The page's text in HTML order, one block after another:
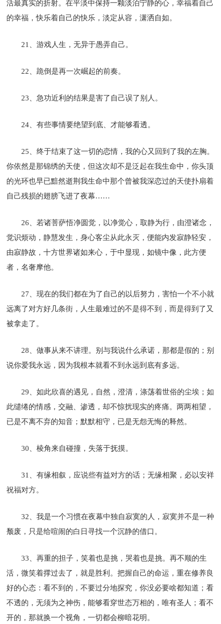
活最真实的折射。在平淡中保持一颗淡泊宁静的心，幸福着自己
的幸福，快乐着自己的快乐，淡定从容，潇洒自如。
21、游戏人生，无异于愚弄自己。
22、跪倒是再一次崛起的前奏。
23、急功近利的结果是害了自己误了别人。
24、有些事情要绝望到底、才能够看透。
25、终于结束了这一切的恋情，我的心又回到了我的左胸。
你依然是那锦绣的天使，但这次却不是泛起在我生命中，你头顶
的光环也早已黯然逝荆我生命中那个曾被我深恋过的天使扑扇着
自己残损的翅膀飞进了夜幕……
26、若诸菩萨悟净圆觉，以净觉心，取静为行，由澄诸念，
觉识烦动，静慧发生，身心客尘从此永灭，便能内发寂静轻安，
由寂静故，十方世界诸如来心，于中显现，如镜中像，此方便
者，名奢摩他。
27、现在的我们都在为了自己的以后努力，害怕一个不小就
远离了对方好几条街，人生最难过的不是得不到，而是得到了又
被拿走了。
28、做事从来不讲理。别与我说什么承诺，那都是假的；别
说你爱我永远，因为我根本就看不到永远到底有多远。
29、如此欣喜的遇见，自然，澄清，涤荡着世俗的尘埃；如
此缱绻的情感，交融、渗透，却不惊扰现实的疼痛。两两相望，
已是不离不弃的知音；默默相守，已是无怨无悔的释然。
30、棱角来自碰撞，失落于抚摸。
31、有缘相叙，应说些有益对方的话；无缘相聚，必以安祥
祝福对方。
32、我是一个习惯在夜幕中独自寂寞的人，寂寞并不是一种
颓废，只是给喧闹的白日寻找一个沉静的借口。
33、再重的担子，笑着也是挑，哭着也是挑。再不顺的生
活，微笑着撑过去了，就是胜利。把握自己的命运，重在修养良
好的心态：看不到的，不要过分地探究，你没必要啥都知道；看
不透的，无须为之神伤，能够看穿世态万相的，唯有圣人；看不
开的，那就换一个视角，一切都会柳暗花明。